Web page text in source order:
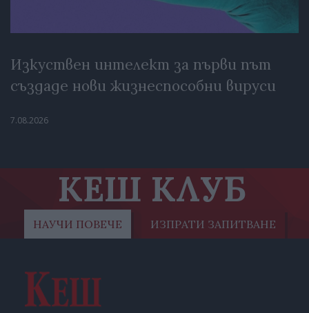
Изкуствен интелект за първи път
създаде нови жизнеспособни вируси
7.08.2026
КЕШ КЛУБ
НАУЧИ ПОВЕЧЕ ИЗПРАТИ ЗАПИТВАНЕ